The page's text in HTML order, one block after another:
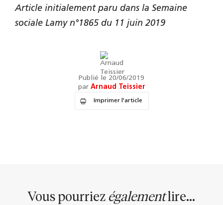
Article initialement paru dans la Semaine
sociale Lamy n°1865 du 11 juin 2019
Publié le 20/06/2019
par Arnaud Teissier
Imprimer l'article
Vous pourriez égalementlire...